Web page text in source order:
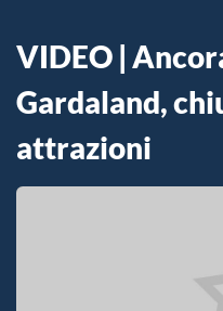
VIDEO |
Gardaland,
attrazioni